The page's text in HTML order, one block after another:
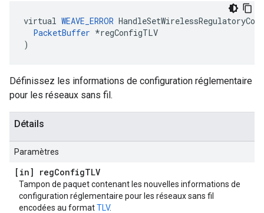
virtual WEAVE_ERROR
PacketBuffer *regConfigTLV
)
Définissez les informations de configuration réglementaire
pour les réseaux sans fil.
Détails
Paramètres
[in] regConfigTLV
Tampon de paquet contenant les nouvelles informations de
configuration réglementaire pour les réseaux sans fil
encodées au formatTLV.